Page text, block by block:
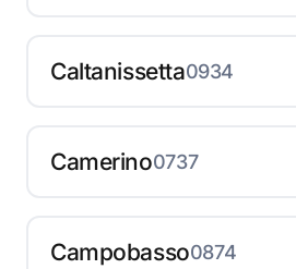
Caltanissetta0934
Camerino0737
Campobasso0874